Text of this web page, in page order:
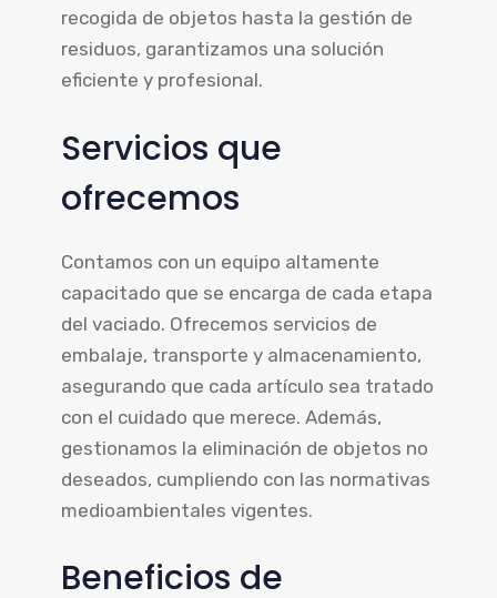
recogida de objetos hasta la gestión de
residuos, garantizamos una solución
eficiente y profesional.
Servicios que
ofrecemos
Contamos con un equipo altamente
capacitado que se encarga de cada etapa
del vaciado. Ofrecemos servicios de
embalaje, transporte y almacenamiento,
asegurando que cada artículo sea tratado
con el cuidado que merece. Además,
gestionamos la eliminación de objetos no
deseados, cumpliendo con las normativas
medioambientales vigentes.
Beneficios de